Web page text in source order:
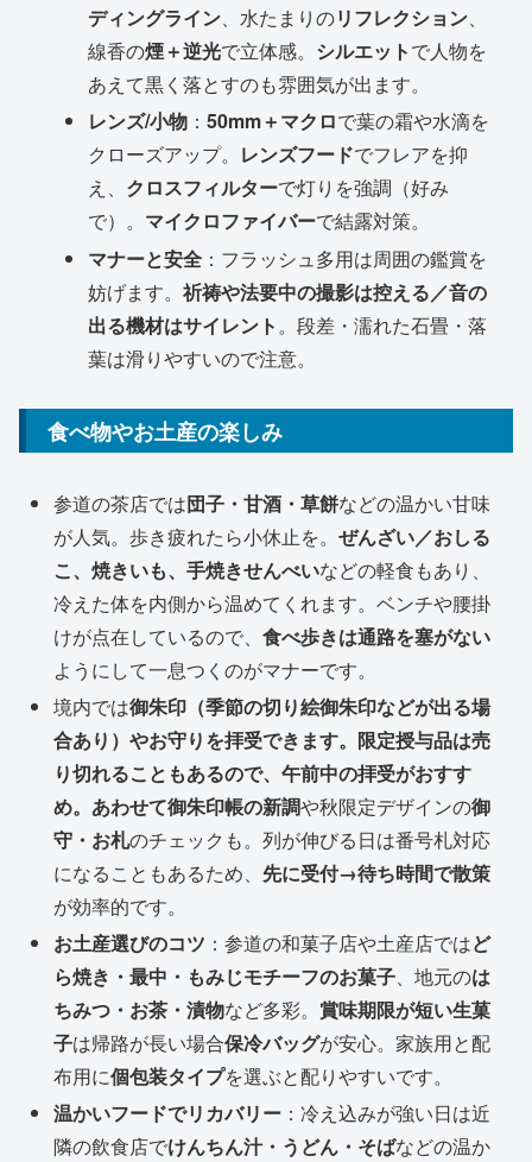
ディングライン、水たまりのリフレクション、
線香の煙＋逆光で立体感。 シルエットで人物を
あえて黒く落とすのも雰囲気が出ます。
レンズ/小物 ：50mm＋マクロで葉の霜や水滴を
クローズアップ。 レンズフードでフレアを抑
え、 クロスフィルターで灯りを強調（好み
で）。 マイクロファイバーで結露対策。
マナーと安全 ：フラッシュ多用は周囲の鑑賞を
妨げます。祈祷や法要中の撮影は控える／音の
出る機材はサイレント 。段差・濡れた石畳・落
葉は滑りやすいので注意。
食べ物やお土産の楽しみ
参道の茶店では団子・甘酒・草餅などの温かい甘味
が人気。歩き疲れたら小休止を。ぜんざい／おしる
こ、焼きいも、手焼きせんべいなどの軽食もあり、
冷えた体を内側から温めてくれます。ベンチや腰掛
けが点在しているので、食べ歩きは通路を塞がない
ようにして一息つくのがマナーです。
境内では御朱印（季節の切り絵御朱印などが出る場
合あり）やお守りを拝受できます。限定授与品は売
り切れることもあるので、午前中の拝受がおすす
め。あわせて御朱印帳の新調や秋限定デザインの御
守・お札のチェックも。列が伸びる日は番号札対応
になることもあるため、 先に受付→待ち時間で散策
が効率的です。
お土産選びのコツ ：参道の和菓子店や土産店ではど
ら焼き・最中・もみじモチーフのお菓子、地元のは
ちみつ・お茶・漬物など多彩。 賞味期限が短い生菓
子は帰路が長い場合保冷バッグが安心。家族用と配
布用に個包装タイプを選ぶと配りやすいです。
温かいフードでリカバリー ：冷え込みが強い日は近
隣の飲食店でけんちん汁・うどん・そばなどの温か